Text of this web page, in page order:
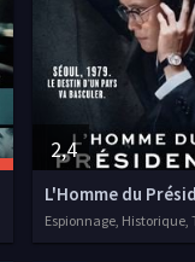
2,4
L'Homme du